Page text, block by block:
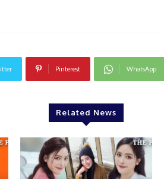
Pinterest WhatsApp
Related News